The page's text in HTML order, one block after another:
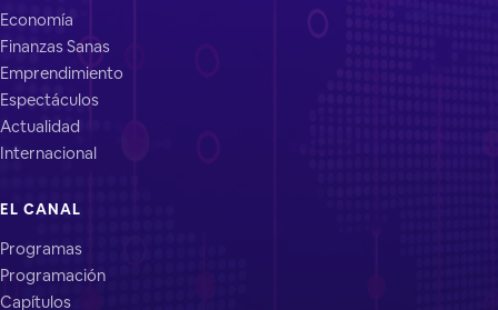
Economía
Finanzas Sanas
Emprendimiento
Espectáculos
Actualidad
Internacional
EL CANAL
Programas
Programación
Capítulos